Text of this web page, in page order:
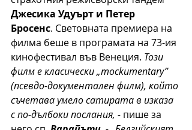
Джесика Удуърт и Петер
Бросенс. Световната премиера на
филма беше в програмата на 73-ия
кинофестивал във Венеция. Този
филм е класически „mockumentary”
(псевдо-документален филм), който
съчетава умело сатирата в изказа
с по-дълбоки послания, - пише за